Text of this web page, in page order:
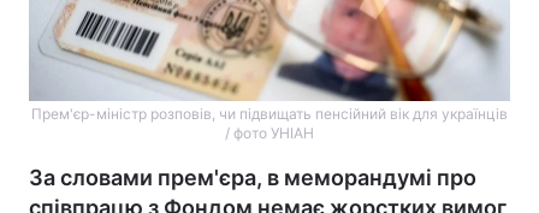
Прем'єр-міністр розповів, чи підвищать пенсійний вік для українців
/ фото УНІАН
За словами прем'єра, в меморандумі про
співпрацю з Фондом немає жорстких вимог